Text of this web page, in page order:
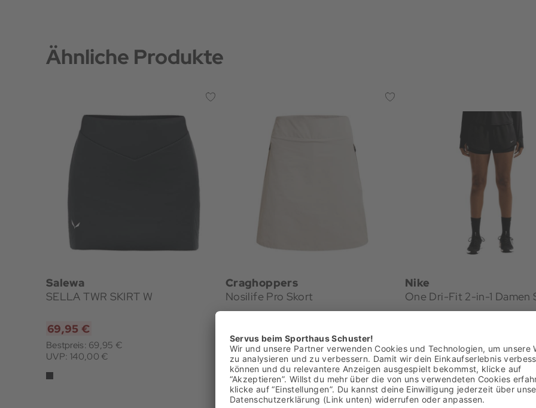
Ähnliche Produkte
Salewa
SELLA TWR SKIRT W
69,95 €
Bestpreis: 69,95 €
UVP: 140,00 €
Craghoppers
Nosilife Pro Skort
Bestpreis: 44,95 €
UVP: 89,95 €
Nike
One Dri-Fit 2-in-1 Damen